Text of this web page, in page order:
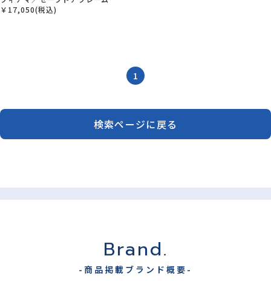
￥17,050(税込)
1
検索ページに戻る
Brand.
-商品掲載ブランド概要-